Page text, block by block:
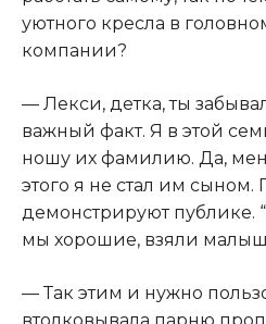
уютного кресла в
компании?
— Лекси, детка, ты
важный факт. Я в этой
ношу их фамилию. Да,
этого я не стал им сыном.
демонстрируют публике.
мы хорошие, взяли
— Так этим и нужно